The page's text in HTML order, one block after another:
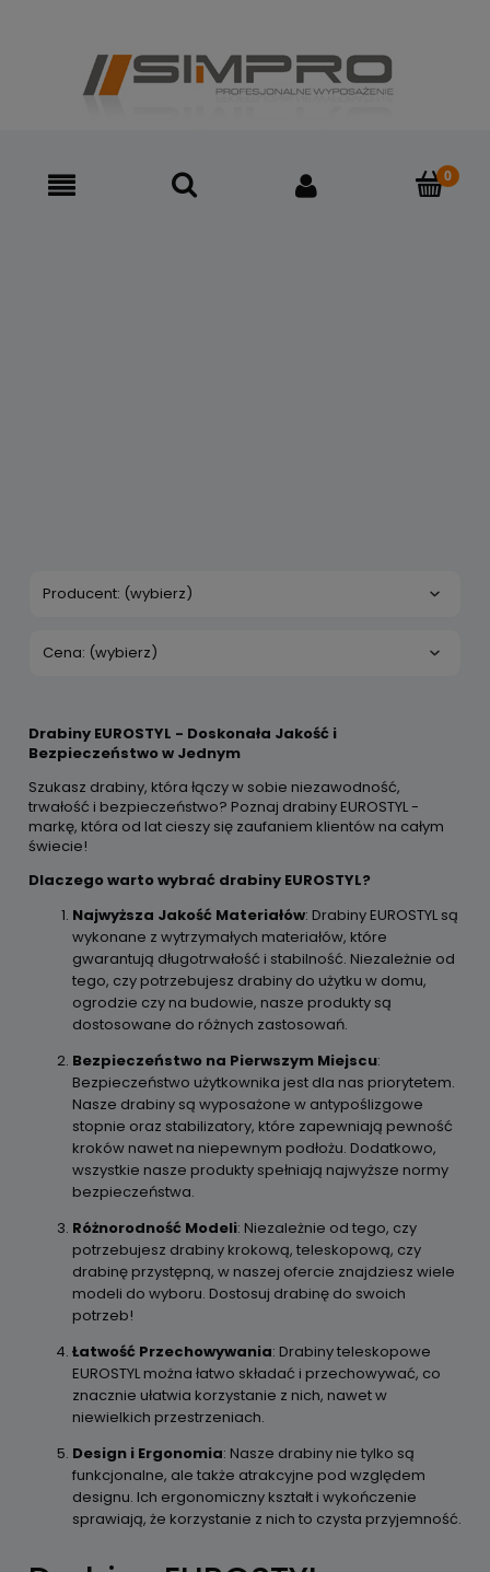
Producent: (wybierz)
Cena: (wybierz)
Drabiny EUROSTYL - Doskonała Jakość i
Bezpieczeństwo w Jednym
Szukasz drabiny, która łączy w sobie niezawodność,
trwałość i bezpieczeństwo? Poznaj drabiny EUROSTYL -
markę, która od lat cieszy się zaufaniem klientów na całym
świecie!
Dlaczego warto wybrać drabiny EUROSTYL?
Najwyższa Jakość Materiałów: Drabiny EUROSTYL są
wykonane z wytrzymałych materiałów, które
gwarantują długotrwałość i stabilność. Niezależnie od
tego, czy potrzebujesz drabiny do użytku w domu,
ogrodzie czy na budowie, nasze produkty są
dostosowane do różnych zastosowań.
Bezpieczeństwo na Pierwszym Miejscu:
Bezpieczeństwo użytkownika jest dla nas priorytetem.
Nasze drabiny są wyposażone w antypoślizgowe
stopnie oraz stabilizatory, które zapewniają pewność
kroków nawet na niepewnym podłożu. Dodatkowo,
wszystkie nasze produkty spełniają najwyższe normy
bezpieczeństwa.
Różnorodność Modeli: Niezależnie od tego, czy
potrzebujesz drabiny krokową, teleskopową, czy
drabinę przystępną, w naszej ofercie znajdziesz wiele
modeli do wyboru. Dostosuj drabinę do swoich
potrzeb!
Łatwość Przechowywania: Drabiny teleskopowe
EUROSTYL można łatwo składać i przechowywać, co
znacznie ułatwia korzystanie z nich, nawet w
niewielkich przestrzeniach.
Design i Ergonomia: Nasze drabiny nie tylko są
funkcjonalne, ale także atrakcyjne pod względem
designu. Ich ergonomiczny kształt i wykończenie
sprawiają, że korzystanie z nich to czysta przyjemność.